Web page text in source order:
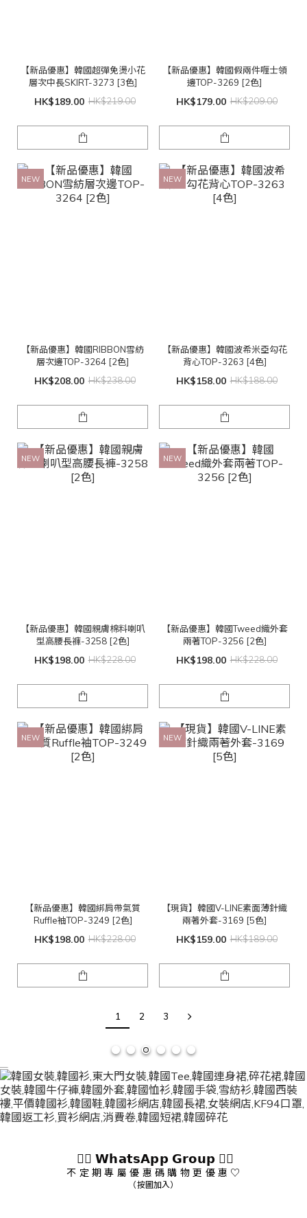
【新品優惠】韓國超彈免燙小花
層次中長SKIRT-3273 [3色]
HK$189.00 HK$219.00
【新品優惠】韓國假兩件喱士領
邊TOP-3269 [2色]
HK$179.00 HK$209.00
NEW
【新品優惠】韓國RIBBON雪紡
層次邊TOP-3264 [2色]
HK$208.00 HK$238.00
NEW
【新品優惠】韓國波希米亞勾花
背心TOP-3263 [4色]
HK$158.00 HK$188.00
NEW
【新品優惠】韓國親膚棉料喇叭
型高腰長褲-3258 [2色]
HK$198.00 HK$228.00
NEW
【新品優惠】韓國Tweed織外套
兩著TOP-3256 [2色]
HK$198.00 HK$228.00
NEW
【新品優惠】韓國綁肩帶氣質
Ruffle袖TOP-3249 [2色]
HK$198.00 HK$228.00
NEW
【現貨】韓國V-LINE素面薄針織
兩著外套-3169 [5色]
HK$159.00 HK$189.00
1 2 3
👇🏻 𝗪𝗵𝗮𝘁𝘀𝗔𝗽𝗽 𝗚𝗿𝗼𝘂𝗽 👇🏻
不 定 期 專 屬 優 惠 碼 購 物 更 優 惠 ♡
（按圖加入）